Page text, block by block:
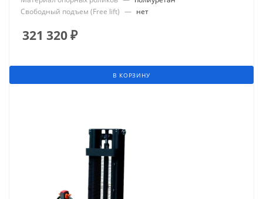
Свободный подъем (Free lift) — нет
321 320₽
В КОРЗИНУ